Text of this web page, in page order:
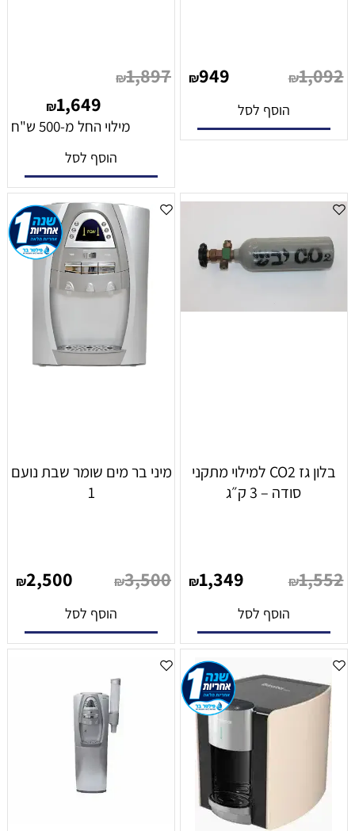
₪1,092
₪949
הוסף לסל
₪1,897
₪1,649
מילוי החל מ-500 ש"ח
הוסף לסל
בלון גז CO2 למילוי מתקני
סודה – 3 ק״ג
₪1,552
₪1,349
הוסף לסל
מיני בר מים שומר שבת נועם
1
₪3,500
₪2,500
הוסף לסל